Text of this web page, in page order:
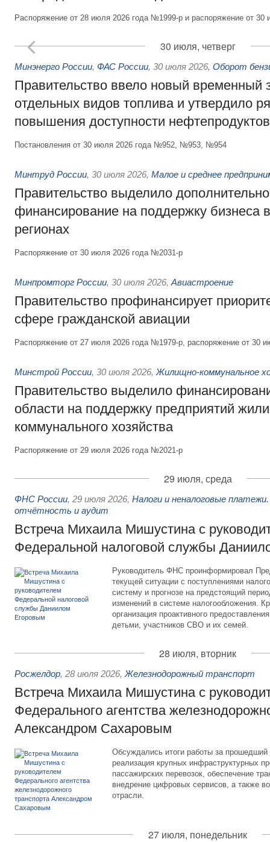
Распоряжение от 28 июля 2026 года №1999-р и распоряжение от
30 июля, четверг
Минэнерго России, ФАС России, 30 июля 2026, Оборот
Правительство ввело новый временный
отдельных видов топлива и утвердило
повышения доступности нефтепродуктов
Постановления от 30 июля 2026 года №952, №953, №954
Минтруд России, 30 июля 2026, Малое и среднее
Правительство выделило
финансирование на поддержку бизнеса
регионах
Распоряжение от 30 июля 2026 года №2031-р
Минпромторг России, 30 июля 2026, Авиастроение
Правительство профинансирует
сфере гражданской авиации
Распоряжение от 27 июля 2026 года №1979-р, распоряжение от 30
Минстрой России, 30 июля 2026, Жилищно-коммунальное
Правительство выделило
области на поддержку предприятий
коммунального хозяйства
Распоряжение от 29 июля 2026 года №2021-р
29 июля, среда
ФНС России, 29 июля 2026, Налоги и неналоговые
отчётность и аудит
Встреча Михаила Мишустина с
Федеральной налоговой службы
Руководитель ФНС проинформировал
текущей ситуации с поступлениями
систему и прогнозе на предстоящий
изменений в системе налогообложения.
организация проактивного
детьми, участников СВО и их семей.
28 июля, вторник
Росжелдор, 28 июля 2026, Железнодорожный транспорт
Встреча Михаила Мишустина с
Федерального агентства
Александром Сахаровым
Обсуждались итоги работы за
реализация крупных инфраструктурных
пассажирских перевозок, обеспечение
внедрение цифровых сервисов, а также
отрасли.
27 июля, понедельник